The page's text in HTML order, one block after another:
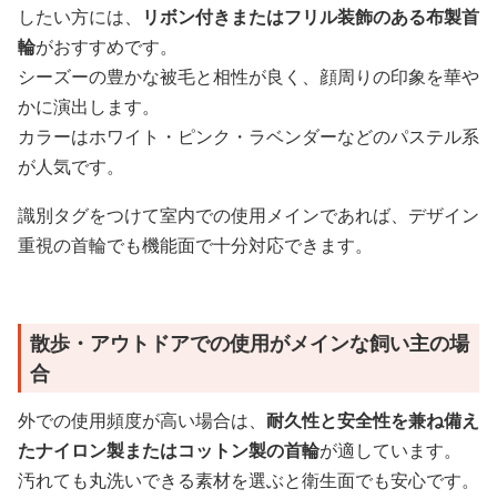
したい方には、
リボン付きまたはフリル装飾のある布製首
輪がおすすめです。
シーズーの豊かな被毛と相性が良く、顔周りの印象を華や
かに演出します。
カラーはホワイト・ピンク・ラベンダーなどのパステル系
が人気です。
識別タグをつけて室内での使用メインであれば、デザイン
重視の首輪でも機能面で十分対応できます。
散歩・アウトドアでの使用がメインな飼い主の場
合
外での使用頻度が高い場合は、 耐久性と安全性を兼ね備え
たナイロン製またはコットン製の首輪が適しています。
汚れても丸洗いできる素材を選ぶと衛生面でも安心です。